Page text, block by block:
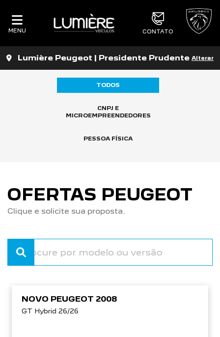
MENU CONTATO
Lumière Peugeot | Presidente Prudente Alterar
TODOS
CNPJ E
MICROEMPREENDEDORES
PESSOA FÍSICA
OFERTAS PEUGEOT
Clique e solicite sua proposta.
NOVO PEUGEOT 2008
GT Hybrid 26/26